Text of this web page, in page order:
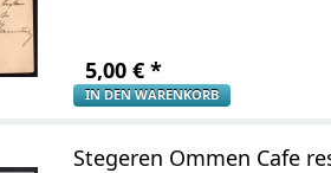
5,00 € *
IN DEN WARENKORB
Stegeren Ommen Cafe